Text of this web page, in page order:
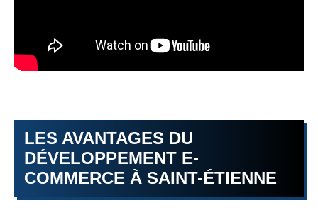
LES AVANTAGES DU
DÉVELOPPEMENT E-
COMMERCE À SAINT-ÉTIENNE